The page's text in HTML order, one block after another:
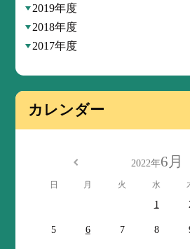
2019年度
2018年度
2017年度
カレンダー
2022年6月
日 月 火 水
1
5 6 7 8